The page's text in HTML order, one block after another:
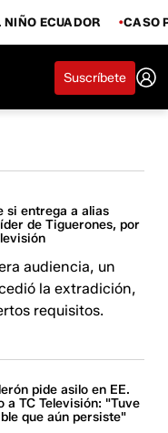
NIÑO ECUADOR CASO
Suscríbete
si entrega a alias
de Tiguerones, por
audiencia, un
la extradición,
requisitos.
pide asilo en EE.
a TC Televisión: "Tuve
que aún persiste"